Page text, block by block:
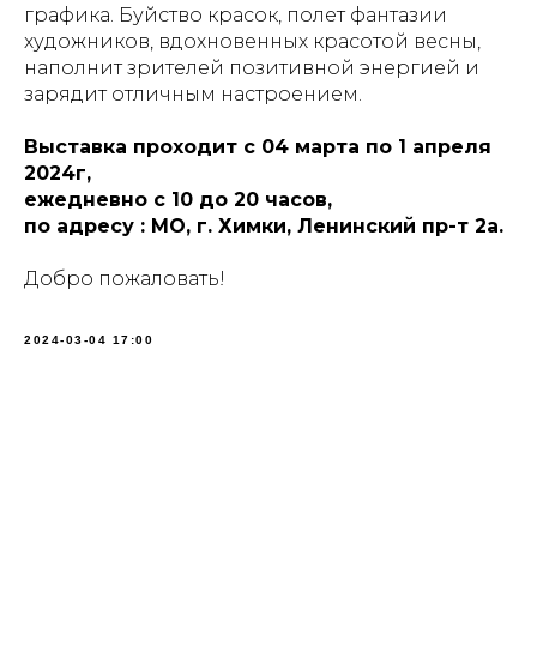
графика. Буйство красок, полет фантазии
художников, вдохновенных красотой весны,
наполнит зрителей позитивной энергией и
зарядит отличным настроением.
Выставка проходит с 04 марта по 1 апреля
2024г,
ежедневно с 10 до 20 часов,
по адресу : МО, г. Химки, Ленинский пр-т 2а.
Добро пожаловать!
2024-03-04 17:00